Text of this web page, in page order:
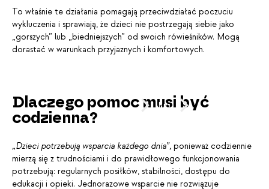
To właśnie te działania pomagają przeciwdziałać poczuciu
wykluczenia i sprawiają, że dzieci nie postrzegają siebie jako
„gorszych” lub „biedniejszych” od swoich rówieśników. Mogą
dorastać w warunkach przyjaznych i komfortowych.
lub
Dlaczego pomoc musi być
codzienna?
„Dzieci potrzebują wsparcia każdego dnia”, ponieważ codziennie
mierzą się z trudnościami i do prawidłowego funkcjonowania
potrzebują: regularnych posiłków, stabilności, dostępu do
edukacji i opieki. Jednorazowe wsparcie nie rozwiązuje